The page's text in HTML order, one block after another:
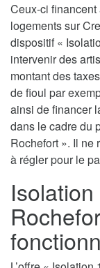
Ceux-ci financent
logements sur
dispositif «
intervenir des
montant des
de fioul par
ainsi de financer
dans le cadre du
Rochefort ». Il ne
à régler pour le